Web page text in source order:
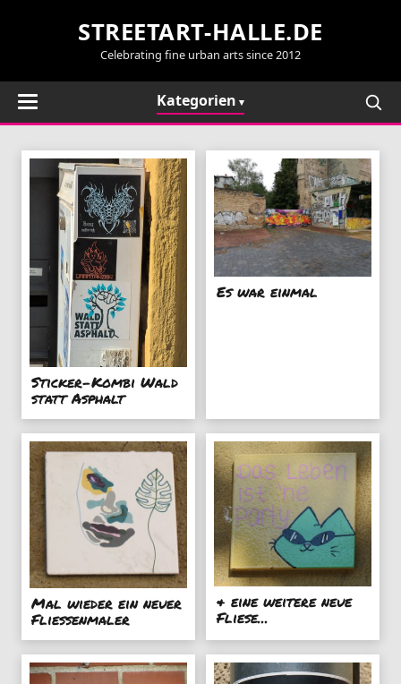
STREETART-HALLE.DE
Celebrating fine urban arts since 2012
Kategorien
Sticker-Kombi Wald
statt Asphalt
Es war einmal
Mal wieder ein neuer
Fliessenmaler
& eine weitere neue
Fliese...